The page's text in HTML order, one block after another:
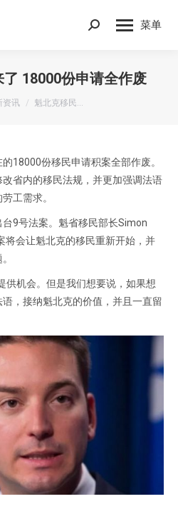
菜单
Search:
18000份申请全作废
资讯 魁北克移民…
18000份移民申请积案全部作废。
省内的移民法规，并更加强调法语
工需求。
9号法案。魁省移民部长Simon
会让魁北克的移民重新开始，并
供机会。但是我们想要说，如果想
，接纳魁北克的价值，并且一直留